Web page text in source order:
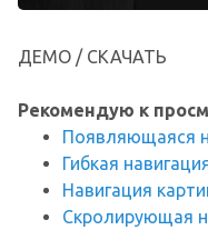
ДЕМО / СКАЧАТЬ
Рекомендую к
Появляющаяся
Гибкая
Навигация
Скролирующая